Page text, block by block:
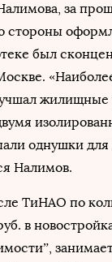
за
стороны
был
жилищные
однушки для
Налимов.
ТиНАО по
в